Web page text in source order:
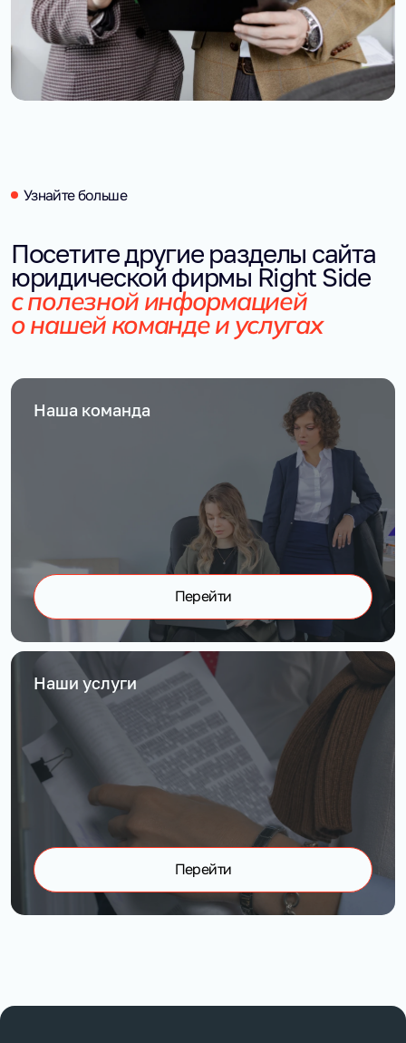
Узнайте больше
Посетите другие разделы сайта
юридической фирмы Right Side
с полезной информацией
о нашей команде и услугах
Наша команда
Перейти
Наши услуги
Перейти